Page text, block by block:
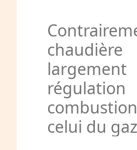
largement
celui du